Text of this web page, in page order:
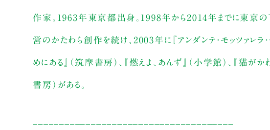
作家。1963年東京都出身。1998年から2014年までに東京の下
営のかたわら創作を続け、2003年に『アンダンテ・モッツァレ
めにある』（筑摩書房）、『燃えよ、あんず』（小学館）、『猫
書房）がある。